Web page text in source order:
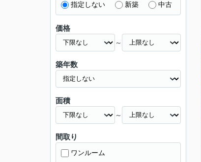
指定しない 新築 中古
価格
～
築年数
面積
～
間取り
ワンルーム